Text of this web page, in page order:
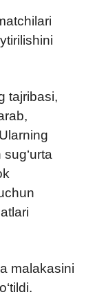
tajribasi,
sug‘urta
malakasini